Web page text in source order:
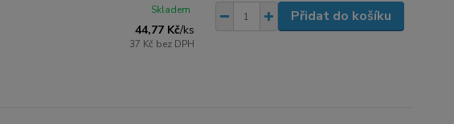
44,77 Kč/ks
37 Kč bez DPH
Skladem Přidat do košíku